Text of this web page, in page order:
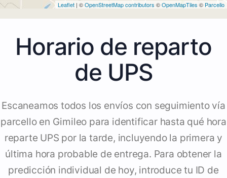
Leaflet | ©OpenStreetMap contributors ©OpenMapTiles © Parcello
Horario de reparto
de UPS
Escaneamos todos los envíos con seguimiento vía
parcello en Gimileo para identificar hasta qué hora
reparte UPS por la tarde, incluyendo la primera y
última hora probable de entrega. Para obtener la
predicción individual de hoy, introduce tu ID de